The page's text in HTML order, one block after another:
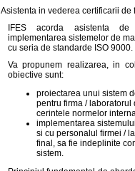
Asistenta in vederea certificarii de
IFES acorda asistenta
implementarea sistemelor de
cu seria de standarde ISO 9000.
Va propunem realizarea, in
obiective sunt:
proiectarea unui sistem
pentru firma /
cerintele normelor
implementarea
si cu personalul firmei /
final, sa fie indeplinite
sistem.